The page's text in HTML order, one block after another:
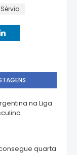
Sérvia
na Liga
quarta